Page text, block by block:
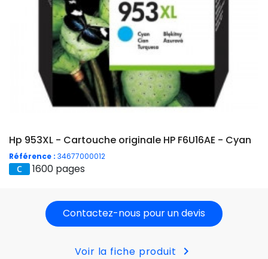
Hp 953XL - Cartouche originale HP F6U16AE - Cyan
Référence : 34677000012
1600 pages
Contactez-nous pour un devis
Voir la fiche produit chevron_right